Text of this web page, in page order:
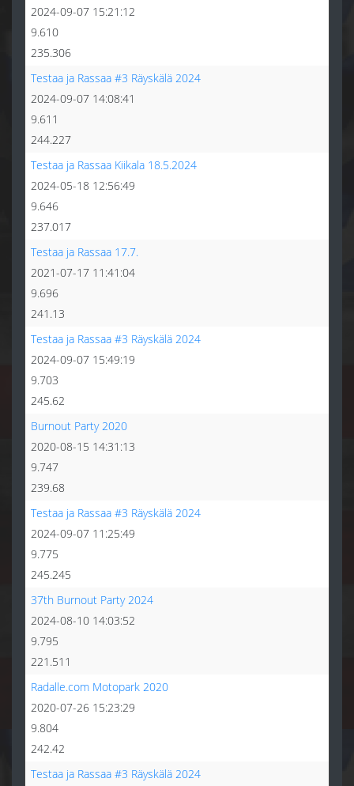
2024-09-07 15:21:12
9.610
235.306
Testaa ja Rassaa #3 Räyskälä 2024
2024-09-07 14:08:41
9.611
244.227
Testaa ja Rassaa Kiikala 18.5.2024
2024-05-18 12:56:49
9.646
237.017
Testaa ja Rassaa 17.7.
2021-07-17 11:41:04
9.696
241.13
Testaa ja Rassaa #3 Räyskälä 2024
2024-09-07 15:49:19
9.703
245.62
Burnout Party 2020
2020-08-15 14:31:13
9.747
239.68
Testaa ja Rassaa #3 Räyskälä 2024
2024-09-07 11:25:49
9.775
245.245
37th Burnout Party 2024
2024-08-10 14:03:52
9.795
221.511
Radalle.com Motopark 2020
2020-07-26 15:23:29
9.804
242.42
Testaa ja Rassaa #3 Räyskälä 2024